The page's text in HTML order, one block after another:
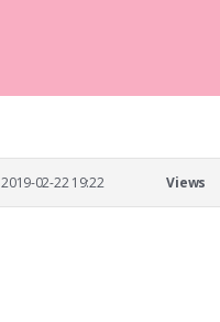
2019-02-22 19:22 Views